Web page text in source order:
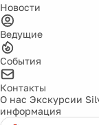
Новости
Ведущие
События
Контакты
О нас Экскурсии
информация